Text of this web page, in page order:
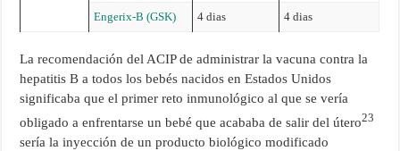
Engerix-B (GSK) 4 dias 4 dias
La recomendación del ACIP de administrar la vacuna contra la
hepatitis B a todos los bebés nacidos en Estados Unidos
significaba que el primer reto inmunológico al que se vería
obligado a enfrentarse un bebé que acababa de salir del útero23
sería la inyección de un producto biológico modificado